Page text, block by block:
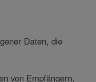
Daten, die
von Empfängern,